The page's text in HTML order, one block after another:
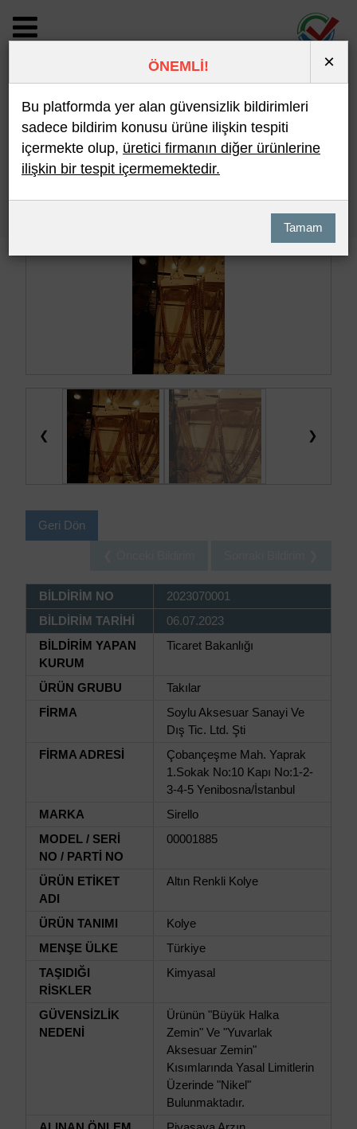
BİLDİRİM DETAYI
Son 10 Bildirim En Çok İncelenen
❮ ❯
Geri Dön
BİLDİRİM NO
2023070001
BİLDİRİM TARİHİ
06.07.2023
BİLDİRİM YAPAN
KURUM
Ticaret Bakanlığı
ÜRÜN GRUBU
Takılar
FİRMA
Soylu Aksesuar Sanayi Ve
Dış Tic. Ltd. Şti
FİRMA ADRESİ
Çobançeşme Mah. Yaprak
1.Sokak No:10 Kapı No:1-2-
3-4-5 Yenibosna/İstanbul
MARKA
Sirello
MODEL / SERİ
NO / PARTİ NO
00001885
ÜRÜN ETİKET
ADI
Altın Renkli Kolye
ÜRÜN TANIMI
Kolye
MENŞE ÜLKE
Türkiye
TAŞIDIĞI
RİSKLER
Kimyasal
GÜVENSİZLİK
NEDENİ
Ürünün "Büyük Halka
Zemin" Ve "Yuvarlak
Aksesuar Zemin"
Kısımlarında Yasal Limitlerin
Üzerinde "Nikel"
Bulunmaktadır.
ÖNEMLİ! ×
Bu platformda yer alan güvensizlik bildirimleri
sadece bildirim konusu ürüne ilişkin tespiti
içermekte olup, üretici firmanın diğer ürünlerine
ilişkin bir tespit içermemektedir.
Tamam